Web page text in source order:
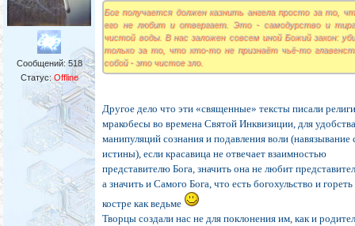
Сообщений: 518
Статус:Offline
Бог получается должен казнить ангела просто за то,
его не любит и отвергает. Это - самодурство и
чистой воды. В нас заложен совсем иной Божий закон:
только за то, что кто-то не признаёт чьё-то
собой - это чистое зло.
Другое дело что эти «священные» тексты писали
мракобесы во времена Святой Инквизиции, для
манипуляций сознания и подавления воли (навязывание
истины), если красавица не отвечает взаимностью
представителю Бога, значить она не любит
а значить и Самого Бога, что есть богохульство и
костре как ведьме
Творцы создали нас не для поклонения им, как и